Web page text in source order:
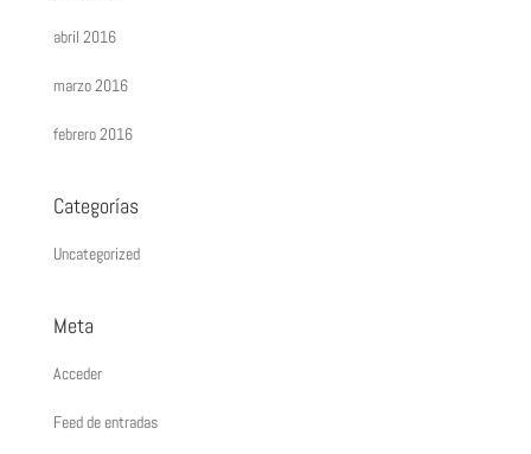
abril 2016
marzo 2016
febrero 2016
Categorías
Uncategorized
Meta
Acceder
Feed de entradas